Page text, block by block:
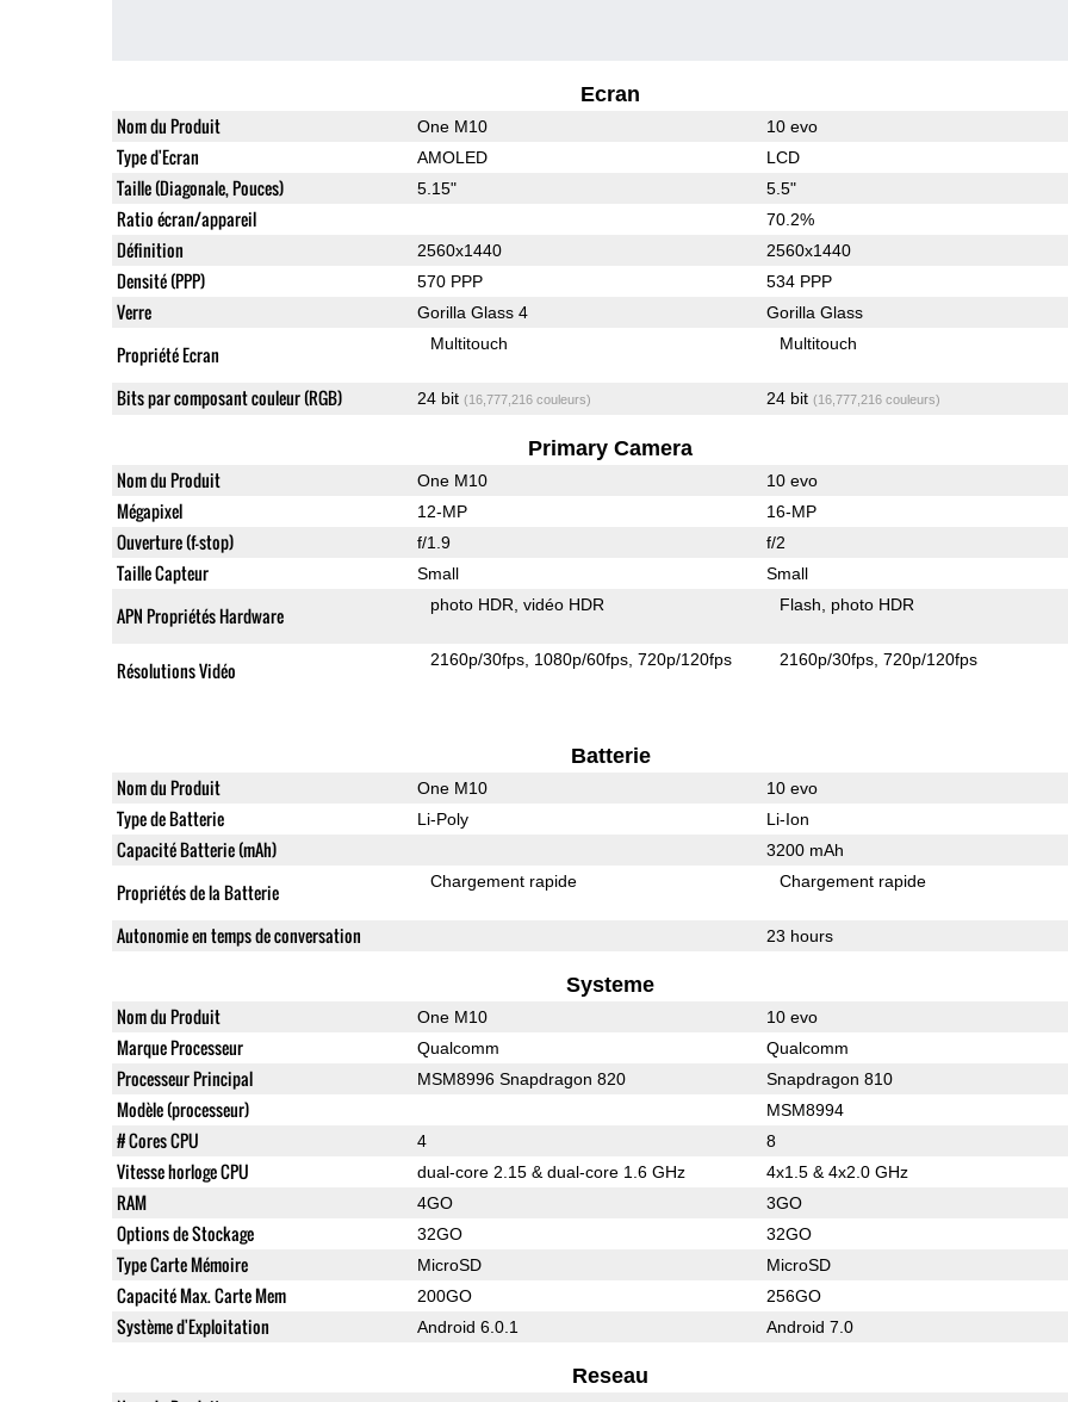
Ecran
Nom du Produit One M10 10 evo
Type d'Ecran AMOLED LCD
Taille (Diagonale, Pouces) 5.15" 5.5"
Ratio écran/appareil 70.2%
Définition 2560x1440 2560x1440
Densité (PPP) 570 PPP 534 PPP
Verre Gorilla Glass 4 Gorilla Glass
Propriété Ecran Multitouch Multitouch
Bits par composant couleur (RGB) 24 bit (16,777,216 couleurs) 24 bit (16,777,216 couleurs)
Primary Camera
Nom du Produit One M10 10 evo
Mégapixel 12-MP 16-MP
Ouverture (f-stop) f/1.9 f/2
Taille Capteur Small Small
APN Propriétés Hardware photo HDR vidéo HDR Flash photo HDR
Résolutions Vidéo 2160p/30fps 1080p/60fps 720p/120fps 2160p/30fps 720p/120fps
Batterie
Nom du Produit One M10 10 evo
Type de Batterie Li-Poly Li-Ion
Capacité Batterie (mAh) 3200 mAh
Propriétés de la Batterie Chargement rapide Chargement rapide
Autonomie en temps de conversation 23 hours
Systeme
Nom du Produit One M10 10 evo
Marque Processeur Qualcomm Qualcomm
Processeur Principal MSM8996 Snapdragon 820 Snapdragon 810
Modèle (processeur) MSM8994
# Cores CPU 4 8
Vitesse horloge CPU dual-core 2.15 & dual-core 1.6 GHz 4x1.5 & 4x2.0 GHz
RAM 4GO 3GO
Options de Stockage 32GO 32GO
Type Carte Mémoire MicroSD MicroSD
Capacité Max. Carte Mem 200GO 256GO
Système d'Exploitation Android 6.0.1 Android 7.0
Reseau